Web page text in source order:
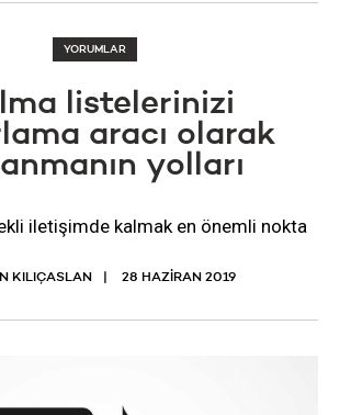
YORUMLAR
listelerinizi
aracı olarak
yolları
iletişimde kalmak en önemli nokta
KILIÇASLAN 28 HAZIRAN 2019